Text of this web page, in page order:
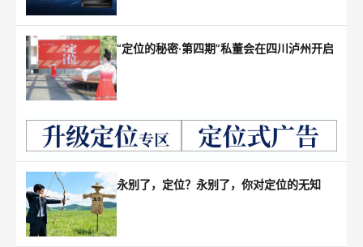
“定位的秘密·第四期”私董会在四川泸州开启
永别了，定位？永别了，你对定位的无知